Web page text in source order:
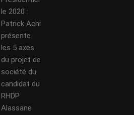
le 2020 :
Patrick Achi
présente
les 5 axes
du projet de
société du
candidat du
RHDP
Alassane